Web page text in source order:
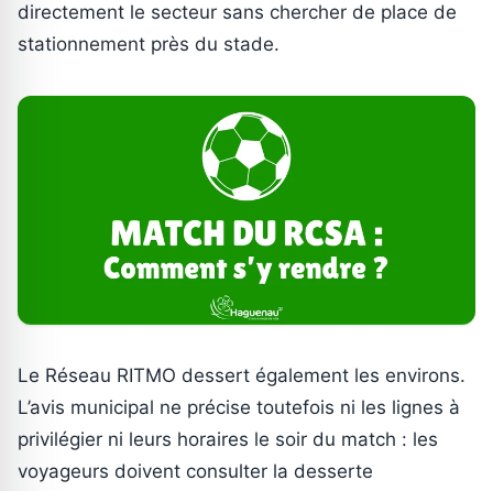
directement le secteur sans chercher de place de
stationnement près du stade.
Le Réseau RITMO dessert également les environs.
L’avis municipal ne précise toutefois ni les lignes à
privilégier ni leurs horaires le soir du match : les
voyageurs doivent consulter la desserte